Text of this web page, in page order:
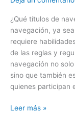
¿Qué títulos de
navegación, ya
requiere
de las reglas y
navegación no
sino que también
quienes participan
Leer más »